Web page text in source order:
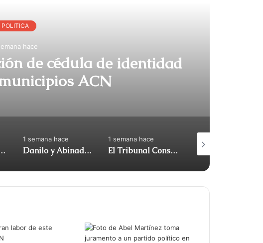
POLITICA
hace
de cédula de identidad
en algunos municipios ACN
Gonzalo Castillo y anunció | ACN
1 semana hace
Danilo y Abinadar: atrapados en su propia reforma (Me gusta) | ACN
1 semana hace
El Tribunal Constitucional anuló el decreto sobre la venta de alcohol